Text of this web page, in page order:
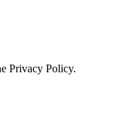
Privacy Policy.